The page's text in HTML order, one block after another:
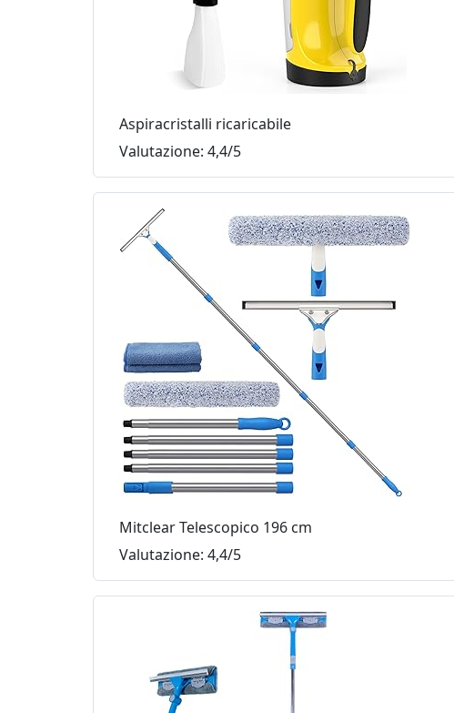
Aspiracristalli ricaricabile
Valutazione: 4,4/5
Mitclear Telescopico 196 cm
Valutazione: 4,4/5